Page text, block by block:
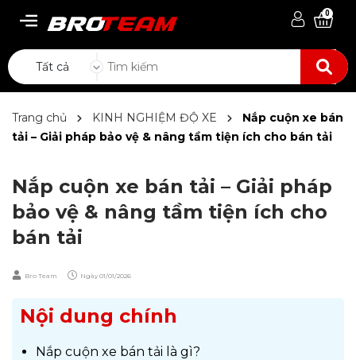
0
Tất cả
Trang chủ KINH NGHIỆM ĐỘ XE
Nắp cuộn xe bán
tải – Giải pháp bảo vệ & nâng tầm tiện ích cho bán tải
Nắp cuộn xe bán tải – Giải pháp
bảo vệ & nâng tầm tiện ích cho
bán tải
Bro Team Ngày 01/01/2026
Nội dung chính
Nắp cuộn xe bán tải là gì?